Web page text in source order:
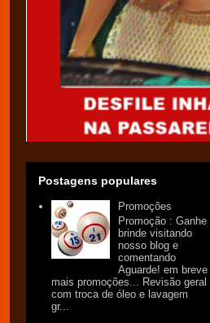
Postagens populares
Promoções
Promoção : Ganhe
brinde visitando
nosso blog e
comentando
Aguarde! em breve
mais promoções... Revisão geral
com troca de óleo e lavagem
gr...